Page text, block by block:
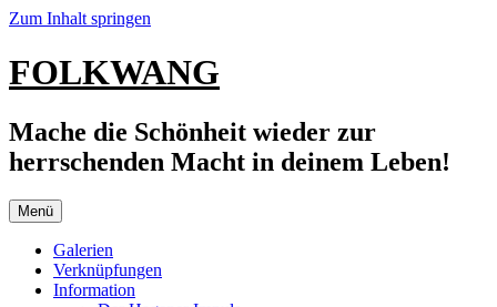
Zum Inhalt springen
FOLKWANG
Mache die Schönheit wieder zur
herrschenden Macht in deinem Leben!
Menü
Galerien
Verknüpfungen
Information